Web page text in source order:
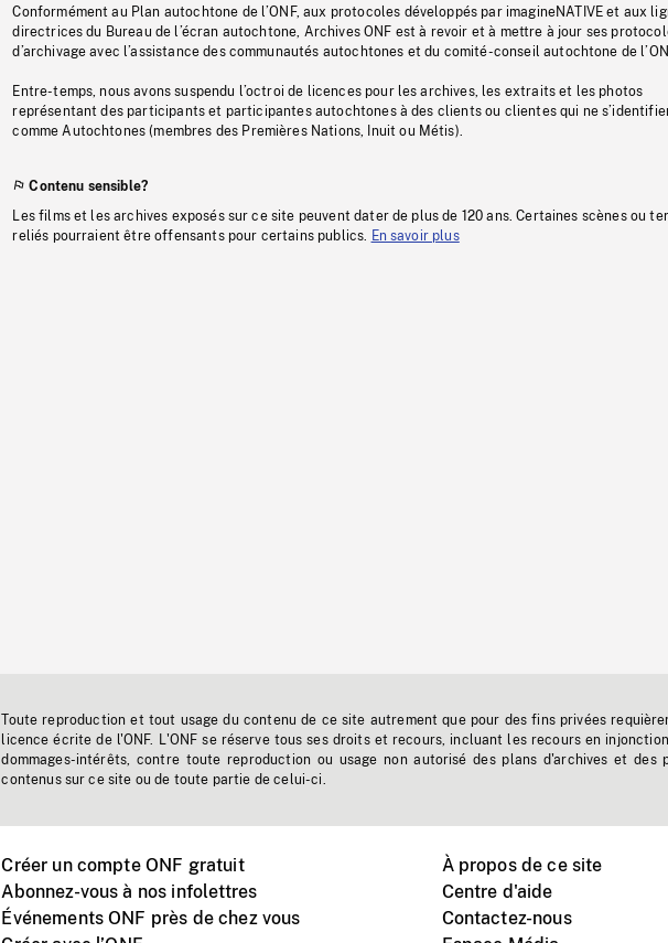
Conformément au Plan autochtone de l’ONF, aux protocoles développés par imagineNATIVE et aux
directrices du Bureau de l’écran autochtone, Archives ONF est à revoir et à mettre à jour ses
d’archivage avec l’assistance des communautés autochtones et du comité-conseil autochtone de
Entre-temps, nous avons suspendu l’octroi de licences pour les archives, les extraits et les photos
représentant des participants et participantes autochtones à des clients ou clientes qui ne
comme Autochtones (membres des Premières Nations, Inuit ou Métis).
Contenu sensible?
Les films et les archives exposés sur ce site peuvent dater de plus de 120 ans. Certaines scènes ou
reliés pourraient être offensants pour certains publics.
En savoir plus
Toute reproduction et tout usage du contenu de ce site autrement que pour des fins privées
licence écrite de l'ONF. L'ONF se réserve tous ses droits et recours, incluant les recours en
dommages-intérêts, contre toute reproduction ou usage non autorisé des plans d'archives et des
contenus sur ce site ou de toute partie de celui-ci.
Créer un compte ONF gratuit
Abonnez-vous à nos infolettres
Événements ONF près de chez vous
À propos de ce site
Centre d'aide
Contactez-nous